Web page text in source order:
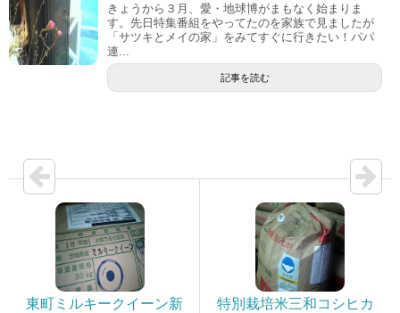
きょうから３月、愛・地球博がまもなく始まりま
す。先日特集番組をやってたのを家族で見ましたが
「サツキとメイの家」をみてすぐに行きたい！パパ
連...
記事を読む
東町ミルキークイーン新
特別栽培米三和コシヒカ